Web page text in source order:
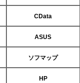
CData
ASUS
ソフマップ
HP